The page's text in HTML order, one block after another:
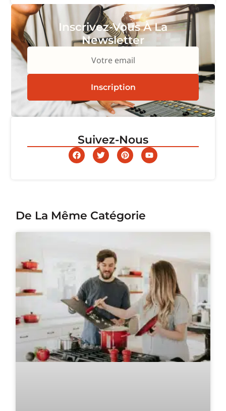
Inscrivez-Vous À La
Newsletter
Votre email
Inscription
Suivez-Nous
De La Même Catégorie